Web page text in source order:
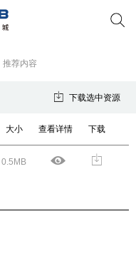
推荐内容
下载选中资源
大小 查看详情 下载
0.5MB